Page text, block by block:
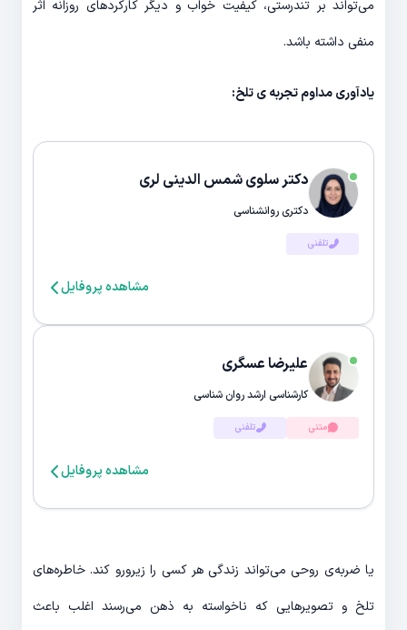
می‌تواند بر تندرستی، کیفیت خواب و دیگر کارکردهای روزانه اثر
منفی داشته باشد.
یادآوری مداوم تجربه ی تلخ:
دکتر سلوی شمس الدینی لری
دکتری روانشناسی
تلفنی
مشاهده پروفایل
علیرضا عسگری
کارشناسی ارشد روان شناسی
متنی تلفنی
مشاهده پروفایل
یا ضربه‌ی روحی می‌تواند زندگی هر کسی را زیرورو کند. خاطره‌های
تلخ و تصویرهایی که ناخواسته به ذهن می‌رسند اغلب باعث